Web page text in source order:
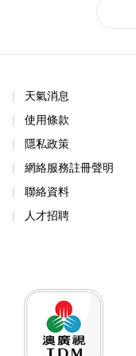
天氣消息
使用條款
隱私政策
網絡服務註冊聲明
聯絡資料
人才招聘